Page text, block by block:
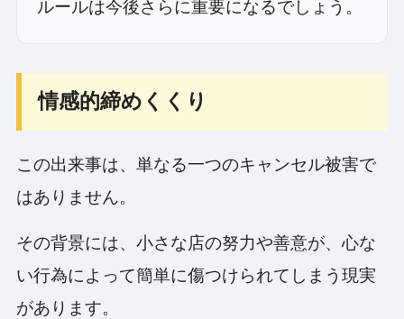
ルールは今後さらに重要になるでしょう。
情感的締めくくり
この出来事は、単なる一つのキャンセル被害で
はありません。
その背景には、小さな店の努力や善意が、心な
い行為によって簡単に傷つけられてしまう現実
があります。